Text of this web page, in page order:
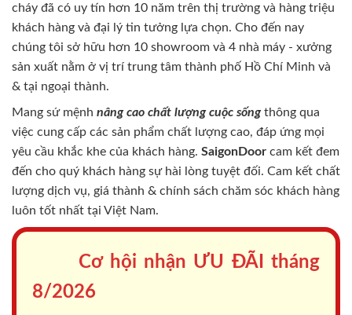
cháy đã có uy tín hơn 10 năm trên thị trường và hàng triệu
khách hàng và đại lý tin tưởng lựa chọn. Cho đến nay
chúng tôi sở hữu hơn 10 showroom và 4 nhà máy - xưởng
sản xuất nằm ở vị trí trung tâm thành phố Hồ Chí Minh và
& tại ngoại thành.
Mang sứ mệnh nâng cao chất lượng cuộc sốngthông qua
việc cung cấp các sản phẩm chất lượng cao, đáp ứng mọi
yêu cầu khắc khe của khách hàng. SaigonDoor cam kết đem
đến cho quý khách hàng sự hài lòng tuyệt đối. Cam kết chất
lượng dịch vụ, giá thành & chính sách chăm sóc khách hàng
luôn tốt nhất tại Việt Nam.
Cơ hội nhận ƯU ĐÃI tháng
8/2026